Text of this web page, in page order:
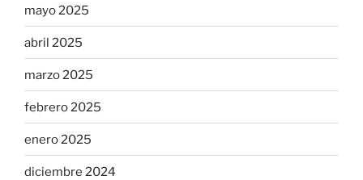
mayo 2025
abril 2025
marzo 2025
febrero 2025
enero 2025
diciembre 2024